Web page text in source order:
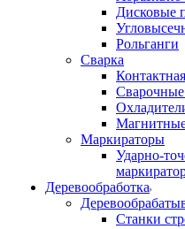
Дисковые
Рольганги
Сварка
Маркираторы
Ударно-
Деревообработка
Станки